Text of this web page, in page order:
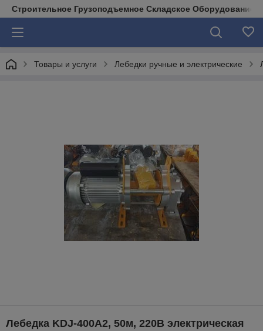
Строительное Грузоподъемное Складское Оборудование
Товары и услуги Лебедки ручные и электрические
Лебедка KDJ-400A2, 50м, 220В электрическая